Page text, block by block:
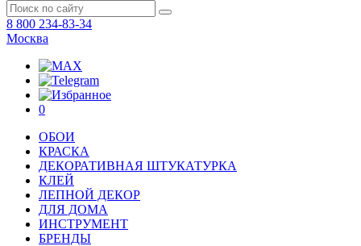
8 800 234-83-34
Москва
0
ОБОИ
КРАСКА
ДЕКОРАТИВНАЯ ШТУКАТУРКА
КЛЕЙ
ЛЕПНОЙ ДЕКОР
ДЛЯ ДОМА
ИНСТРУМЕНТ
БРЕНДЫ